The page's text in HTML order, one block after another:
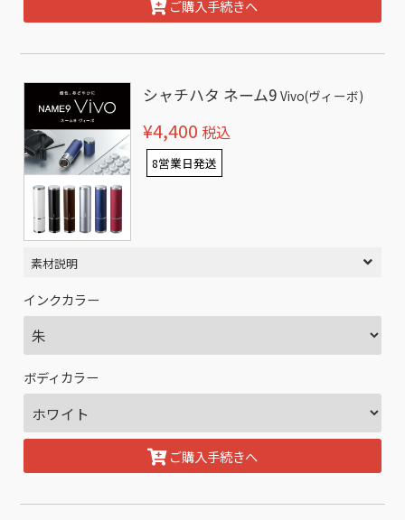
ご購入手続きへ
シャチハタ ネーム9Vivo(ヴィーボ)
¥4,400 税込
8営業日発送
素材説明
インクカラー
ボディカラー
ご購入手続きへ